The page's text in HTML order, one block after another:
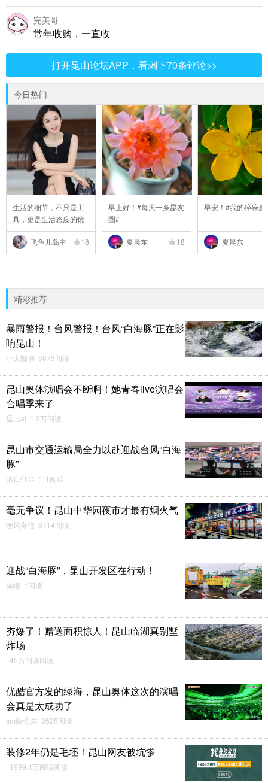
完美哥
常年收购，一直收
打开昆山论坛APP，看剩下70条评论>>
今日热门
生活的细节，不只是工
具，更是生活态度的镜
..
飞鱼儿岛主
18
早上好！#每天一条昆友
圈#
夏晨东 18
早安！#我的碎碎念
夏晨东
精彩推荐
暴雨警报！台风警报！台风“白海豚”正在影
响昆山！
小太阳啊 5879阅读
昆山奥体演唱会不断啊！她青春live演唱会
合唱季来了
逗比ai 1.2万阅读
昆山市交通运输局全力以赴迎战台风“白海
豚”
落日打烊了 1阅读
毫无争议！昆山中华园夜市才最有烟火气
晚风寄信 6714阅读
迎战“白海豚”，昆山开发区在行动！
凉瞳 1阅读
夯爆了！赠送面积惊人！昆山临湖真别墅
炸场
45万阅读阅读
优酷官方发的绿海，昆山奥体这次的演唱
会真是太成功了
smile危笑 8528阅读
装修2年仍是毛坯！昆山网友被坑惨
1999.1万阅读阅读